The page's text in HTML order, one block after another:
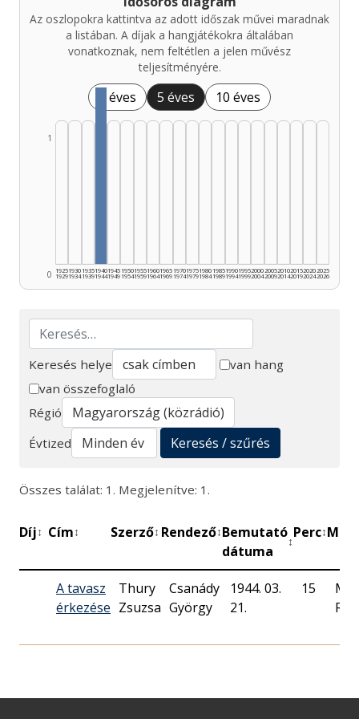
Az oszlopokra kattintva az adott időszak művei maradnak
a listában. A díjak a hangjátékokra általában
vonatkoznak, nem feltétlen a jelen művész
teljesítményére.
1 éves 5 éves 10 éves
0
1
1925
1929
1930
1934
1935
1939
1940
1944
1945
1949
1950
1954
1955
1959
1960
1964
1965
1969
1970
1974
1975
1979
1980
1984
1985
1989
1990
1994
1995
1999
2000
2004
2005
2009
2010
2014
2015
2019
2020
2024
2025
2026
Keresés
Keresés helye
van hang
van összefoglaló
Régió
Évtized
Keresés / szűrés
Összes találat: 1. Megjelenítve: 1.
Díj↕ Cím↕ Szerző↕ Rendező↕Bemutató
dátuma
↕
Perc↕
A tavasz
érkezése
Thury
Zsuzsa
Csanády
György
1944. 03.
21.
15